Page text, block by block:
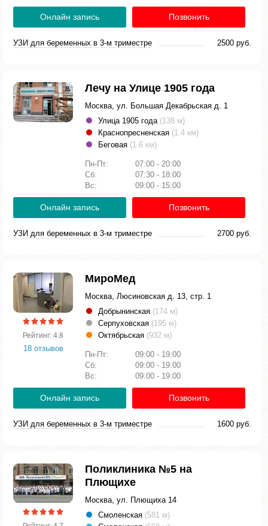
Онлайн запись Позвонить
УЗИ для беременных в 3-м триместре 2500 руб.
Лечу на Улице 1905 года
Москва, ул. Большая Декабрьская д. 1
Улица 1905 года (138 м)
Краснопресненская (1.4 км)
Беговая (1.6 км)
Пн-Пт:
07:00 - 20:00
Сб:
07:30 - 18:00
Вс:
09:00 - 15:00
Онлайн запись Позвонить
УЗИ для беременных в 3-м триместре 2700 руб.
Рейтинг: 4.8
18 отзывов
МироМед
Москва, Люсиновская д. 13, стр. 1
Добрынинская (174 м)
Серпуховская (195 м)
Октябрьская (932 м)
Пн-Пт:
09:00 - 19:00
Сб:
09:00 - 19:00
Вс:
09:00 - 19:00
Онлайн запись Позвонить
УЗИ для беременных в 3-м триместре 1600 руб.
Поликлиника №5 на
Плющихе
Москва, ул. Плющиха 14
Смоленская (581 м)